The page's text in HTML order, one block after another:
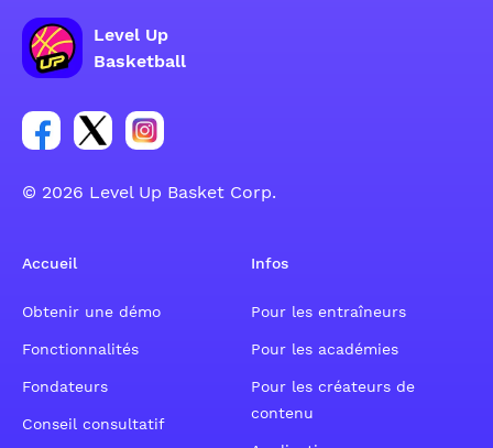
Level Up
Basketball
Lien vers le groupe du compte Facebook
Lien vers le groupe du compte Tweeter
Lien vers le groupe du compte Instagram
© 2026 Level Up Basket Corp.
Accueil
Obtenir une démo
Fonctionnalités
Fondateurs
Conseil consultatif
Infos
Pour les entraîneurs
Pour les académies
Pour les créateurs de
contenu